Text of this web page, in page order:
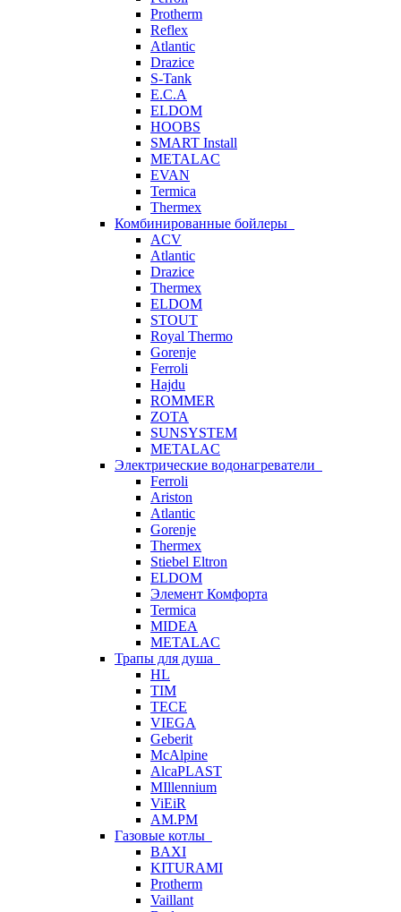
Protherm
Reflex
Atlantic
Drazice
S-Tank
E.C.A
ELDOM
HOOBS
SMART Install
METALAC
EVAN
Termica
Thermex
Комбинированные бойлеры
ACV
Atlantic
Drazice
Thermex
ELDOM
STOUT
Royal Thermo
Gorenje
Ferroli
Hajdu
ROMMER
ZOTA
SUNSYSTEM
METALAC
Электрические водонагреватели
Ferroli
Ariston
Atlantic
Gorenje
Thermex
Stiebel Eltron
ELDOM
Элемент Комфорта
Termica
MIDEA
METALAC
Трапы для душа
HL
TIM
TECE
VIEGA
Geberit
McAlpine
AlcaPLAST
MIllennium
ViEiR
AM.PM
Газовые котлы
BAXI
KITURAMI
Protherm
Vaillant